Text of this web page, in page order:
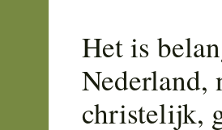
Het is
Nederland,
christelijk,